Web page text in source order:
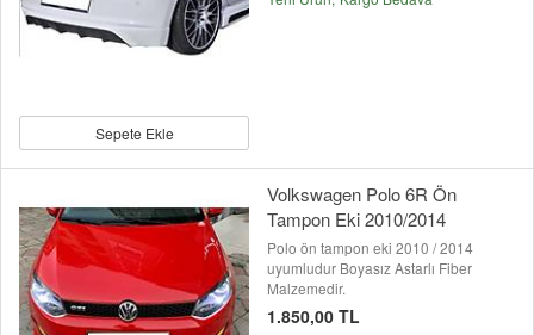
Sepete Ekle
Volkswagen Polo 6R Ön
Tampon Eki 2010/2014
Polo ön tampon eki 2010 / 2014
uyumludur Boyasız Astarlı Fiber
Malzemedir.
1.850,00 TL